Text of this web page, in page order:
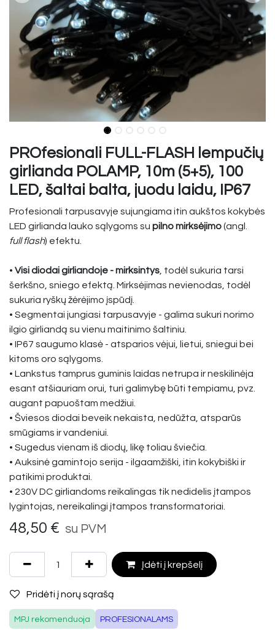
PROfesionali FULL-FLASH lempučių
girlianda POLAMP, 10m (5+5), 100
LED, šaltai balta, juodu laidu, IP67
Profesionali tarpusavyje sujungiama itin aukštos kokybės
LED girlianda lauko sąlygoms su pilno mirksėjimo(angl.
full flash) efektu.
• Visi diodai girliandoje - mirksintys, todėl sukuria tarsi
šerkšno, sniego efektą. Mirksėjimas nevienodas, todėl
sukuria ryškų žėrėjimo įspūdį.
• Segmentai jungiasi tarpusavyje - galima sukuri norimo
ilgio girliandą su vienu maitinimo šaltiniu.
• IP67 saugumo klasė - atsparios vėjui, lietui, sniegui bei
kitoms oro sąlygoms.
• Lankstus tamprus guminis laidas netrupa ir neskilinėja
esant atšiauriam orui, turi galimybę būti tempiamu, pvz.
augant papuoštam medžiui.
• Šviesos diodai beveik nekaista, nedūžta, atsparūs
smūgiams ir vandeniui.
• Sugedus vienam iš diodų, likę toliau šviečia.
• Auksinė gamintojo serija - ilgaamžiški, itin kokybiški ir
patikimi produktai.
• 230V DC girliandoms reikalingas tik nedidelis įtampos
lygintojas, nereikalingi įtampos transformatoriai.
48,50 € su PVM
Įdėti į krepšelį
Pridėti į norų sąrašą
MPJ rekomenduoja PROFESIONALAMS